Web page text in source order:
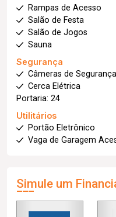
Rampas de Acesso
Salão de Festa
Salão de Jogos
Sauna
Segurança
Câmeras de Segurança
Cerca Elétrica
Portaria: 24
Utilitários
Portão Eletrônico
Vaga de Garagem
Simule um